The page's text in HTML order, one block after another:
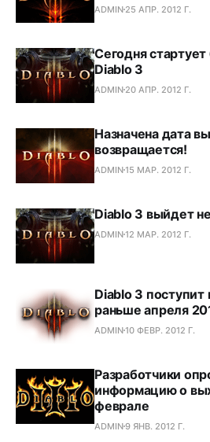
ADMIN 25 АПР. 2012 Г.
Сегодня
Diablo 3
ADMIN 20 АПР. 2012 Г.
Назначена дата
возвращается!
ADMIN15 МАР. 2012 Г.
Diablo 3 выйдет
ADMIN12 МАР. 2012 Г.
Diablo 3
раньше апреля
ADMIN10 ФЕВР. 2012 Г.
Разработчики
информацию о
феврале
ADMIN9 ЯНВ. 2012 Г.